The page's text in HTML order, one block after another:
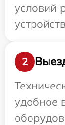
условий
2
удобное